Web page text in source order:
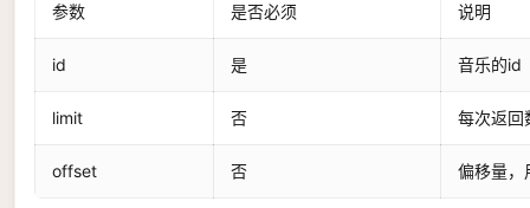
参数 是否必须 说明
id 是 音乐的id
limit 否 每次返回
offset 否 偏移量，